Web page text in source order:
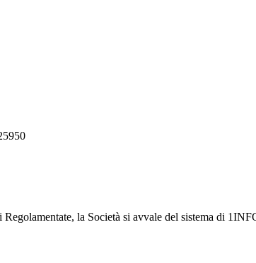
la Società si avvale del sistema di